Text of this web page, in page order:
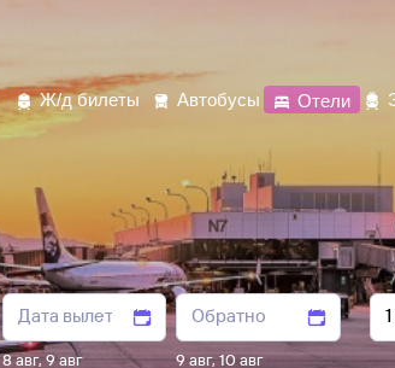
Ж/д билеты Автобусы Отели
8 авг, 9 авг 9 авг,10 авг